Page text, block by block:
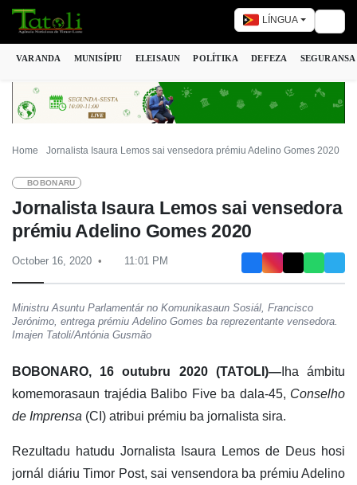
LÍNGUA
VARANDA MUNISÍPIU ELEISAUN POLÍTIKA DEFEZA SEGURANSA
Home Jornalista Isaura Lemos sai vensedora prémiu Adelino Gomes 2020
BOBONARU
Jornalista Isaura Lemos sai vensedora
prémiu Adelino Gomes 2020
October 16, 2020 11:01 PM
Ministru Asuntu Parlamentár no Komunikasaun Sosiál, Francisco
Jerónimo, entrega prémiu Adelino Gomes ba reprezentante vensedora.
Imajen Tatoli/Antónia Gusmão
BOBONARO, 16 outubru 2020 (TATOLI)—Iha ámbitu
komemorasaun trajédia Balibo Five ba dala-45, Conselho
de Imprensa (CI) atribui prémiu ba jornalista sira.
Rezultadu hatudu Jornalista Isaura Lemos de Deus hosi
jornál diáriu Timor Post, sai vensendora ba prémiu Adelino